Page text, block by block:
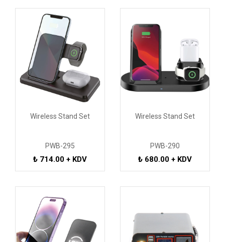
Wireless Stand Set
PWB-295
₺ 714.00 + KDV
Wireless Stand Set
PWB-290
₺ 680.00 + KDV